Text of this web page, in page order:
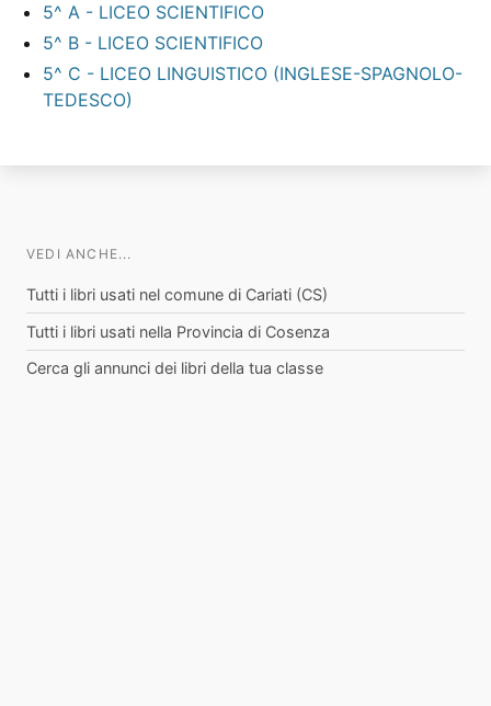
5^ A - LICEO SCIENTIFICO
5^ B - LICEO SCIENTIFICO
5^ C - LICEO LINGUISTICO (INGLESE-SPAGNOLO-
TEDESCO)
VEDI ANCHE...
Tutti i libri usati nel comune di Cariati (CS)
Tutti i libri usati nella Provincia di Cosenza
Cerca gli annunci dei libri della tua classe